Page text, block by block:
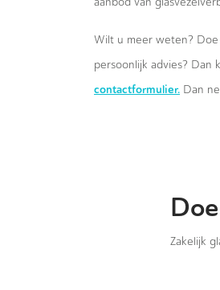
Wilt u meer weten? Doe
persoonlijk advies? Dan
contactformulier. Dan
Zakelijk